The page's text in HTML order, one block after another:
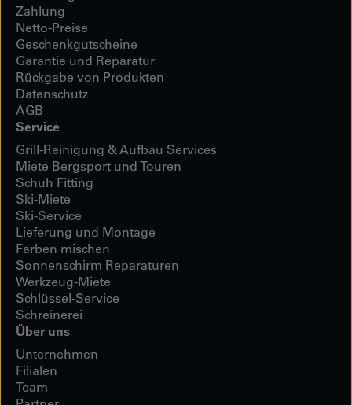
Zahlung
Netto-Preise
Geschenkgutscheine
Garantie und Reparatur
Rückgabe von Produkten
Datenschutz
AGB
Service
Grill-Reinigung & Aufbau Services
Miete Bergsport und Touren
Schuh Fitting
Ski-Miete
Ski-Service
Lieferung und Montage
Farben mischen
Sonnenschirm Reparaturen
Werkzeug-Miete
Schlüssel-Service
Schreinerei
Über uns
Unternehmen
Filialen
Team